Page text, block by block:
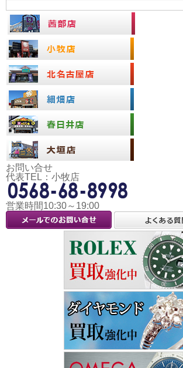
お問い合せ
代表TEL：小牧店
営業時間10:30～19:00